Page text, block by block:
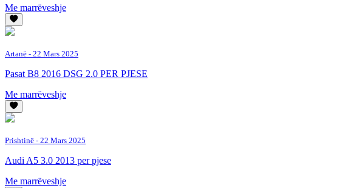
Me marrëveshje
Artanë - 22 Mars 2025
Pasat B8 2016 DSG 2.0 PER PJESE
Me marrëveshje
Prishtinë - 22 Mars 2025
Audi A5 3.0 2013 per pjese
Me marrëveshje